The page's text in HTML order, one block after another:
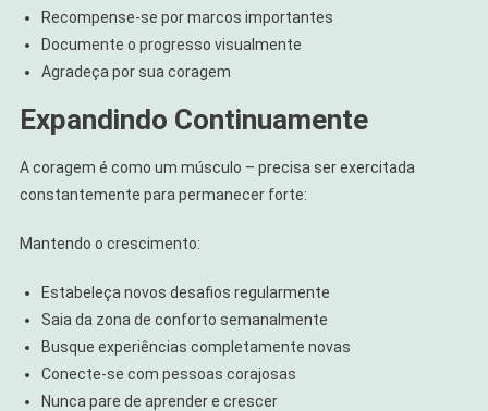
Recompense-se por marcos importantes
Documente o progresso visualmente
Agradeça por sua coragem
Expandindo Continuamente
A coragem é como um músculo – precisa ser exercitada
constantemente para permanecer forte:
Mantendo o crescimento:
Estabeleça novos desafios regularmente
Saia da zona de conforto semanalmente
Busque experiências completamente novas
Conecte-se com pessoas corajosas
Nunca pare de aprender e crescer